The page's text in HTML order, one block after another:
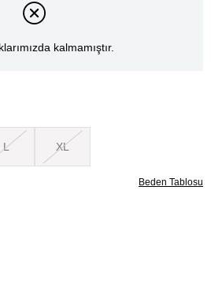
kalmamıştır.
L XL
Beden Tablosu